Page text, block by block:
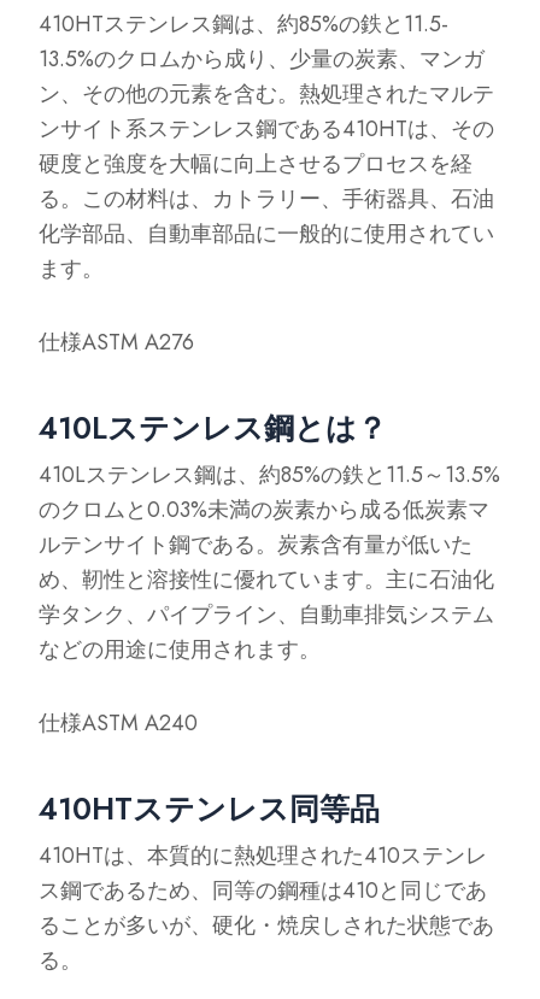
410HTステンレス鋼は、約85%の鉄と11.5-
13.5%のクロムから成り、少量の炭素、マンガ
ン、その他の元素を含む。熱処理されたマルテ
ンサイト系ステンレス鋼である410HTは、その
硬度と強度を大幅に向上させるプロセスを経
る。この材料は、カトラリー、手術器具、石油
化学部品、自動車部品に一般的に使用されてい
ます。
仕様ASTM A276
410Lステンレス鋼とは？
410Lステンレス鋼は、約85%の鉄と11.5～13.5%
のクロムと0.03%未満の炭素から成る低炭素マ
ルテンサイト鋼である。炭素含有量が低いた
め、靭性と溶接性に優れています。主に石油化
学タンク、パイプライン、自動車排気システム
などの用途に使用されます。
仕様ASTM A240
410HTステンレス同等品
410HTは、本質的に熱処理された410ステンレ
ス鋼であるため、同等の鋼種は410と同じであ
ることが多いが、硬化・焼戻しされた状態であ
る。